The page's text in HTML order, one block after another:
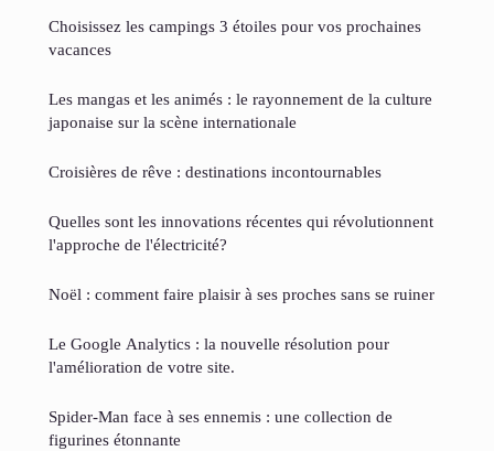
Choisissez les campings 3 étoiles pour vos prochaines
vacances
Les mangas et les animés : le rayonnement de la culture
japonaise sur la scène internationale
Croisières de rêve : destinations incontournables
Quelles sont les innovations récentes qui révolutionnent
l'approche de l'électricité?
Noël : comment faire plaisir à ses proches sans se ruiner
Le Google Analytics : la nouvelle résolution pour
l'amélioration de votre site.
Spider-Man face à ses ennemis : une collection de
figurines étonnante